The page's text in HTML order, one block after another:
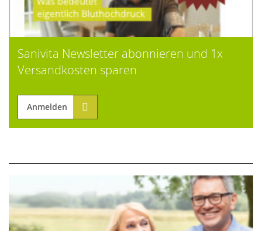
Sanivita Newsletter abonnieren und 1x
Versandkosten sparen
Anmelden